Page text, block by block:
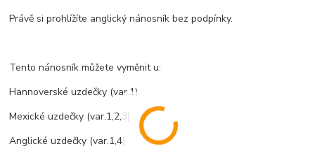
Právě si prohlížíte anglický nánosník bez podpínky.
Tento nánosník můžete vyměnit u:
Hannoverské uzdečky (var.1)
Mexické uzdečky (var.1,2,3)
Anglické uzdečky (var.1,4)